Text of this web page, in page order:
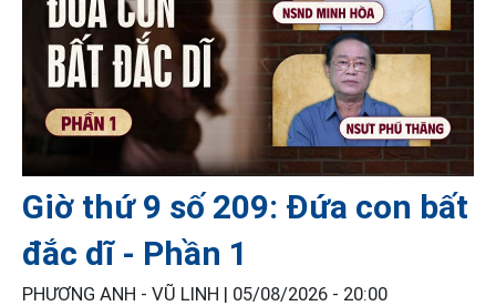
Giờ thứ 9 số 209: Đứa con bất
đắc dĩ - Phần 1
PHƯƠNG ANH - VŨ LINH | 05/08/2026 - 20:00